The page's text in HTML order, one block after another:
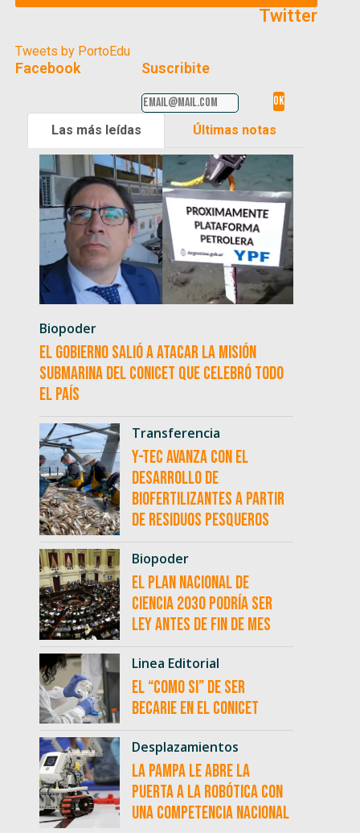
Twitter
Tweets by PortoEdu
Facebook Suscribite
Las más leídas Últimas notas
Biopoder
El Gobierno salió a atacar la misión
submarina del CONICET que celebró todo
el país
Transferencia
Y-TEC avanza con el
desarrollo de
biofertilizantes a partir
de residuos pesqueros
Biopoder
El Plan Nacional de
Ciencia 2030 podría ser
ley antes de fin de mes
Linea Editorial
El “como si” de ser
becarie en el CONICET
Desplazamientos
La Pampa le abre la
puerta a la robótica con
una competencia nacional